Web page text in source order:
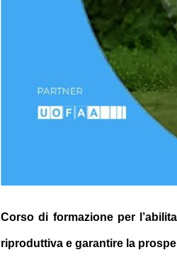
Corso di formazione per
riproduttiva e garantire la